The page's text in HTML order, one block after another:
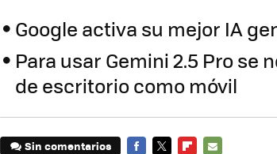
Google activa su mejor IA
Para usar Gemini 2.5 Pro se
de escritorio como móvil
Sin comentarios